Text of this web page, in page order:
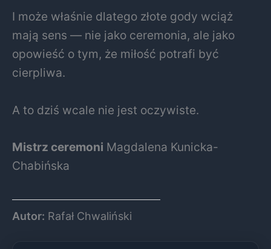
I może właśnie dlatego złote gody wciąż
mają sens — nie jako ceremonia, ale jako
opowieść o tym, że miłość potrafi być
cierpliwa.
A to dziś wcale nie jest oczywiste.
Mistrz ceremoni Magdalena Kunicka-
Chabińska
Autor: Rafał Chwaliński